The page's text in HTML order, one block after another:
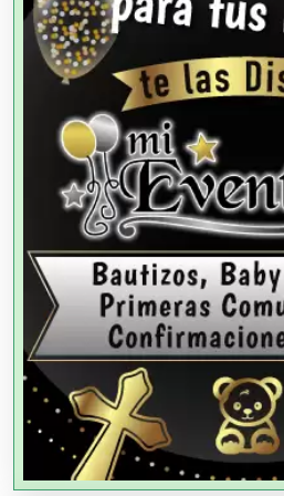
Agencias de Modelos
Agencias de Publicidad
Agencias de Viajes
Agricultores
Agricultura y Ganadería
Agua Purificada
Aire Acondicionado